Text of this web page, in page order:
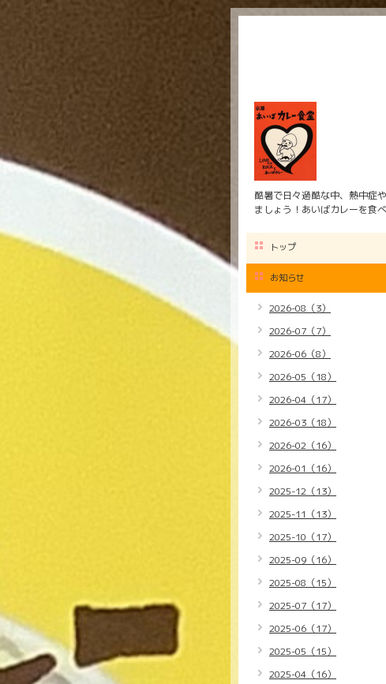
酷暑で日々過酷な中、熱中症
ましょう！あいばカレーを食
トップ
お知らせ
2026-08（3）
2026-07（7）
2026-06（8）
2026-05（18）
2026-04（17）
2026-03（18）
2026-02（16）
2026-01（16）
2025-12（13）
2025-11（13）
2025-10（17）
2025-09（16）
2025-08（15）
2025-07（17）
2025-06（17）
2025-05（15）
2025-04（16）